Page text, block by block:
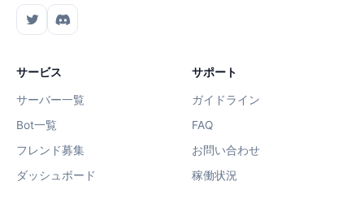
サービス
サーバー一覧
Bot一覧
フレンド募集
ダッシュボード
サポート
ガイドライン
FAQ
お問い合わせ
稼働状況